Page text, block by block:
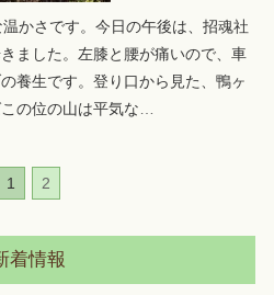
かさです。今日の午後は、招魂社
ました。左膝と腰が痛いので、車
養生です。登り口から見た、鴨ヶ
の位の山は平気な…
1 2
着情報